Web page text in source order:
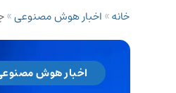
خانه»اخبار هوش مصنوعی»
اخبار هوش